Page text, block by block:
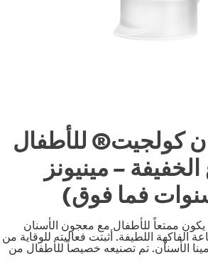
كولجيت® للأطفال
الخفيفة – مينيونز
ممتعاً للأطفال مع معجون الأسنان
الفاكهة اللطيفة. أثبتت فعاليته للوقاية من
الأسنان. تم تصنيعه خصيصاً للأطفال من